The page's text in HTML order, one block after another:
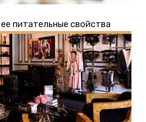
питательные свойства